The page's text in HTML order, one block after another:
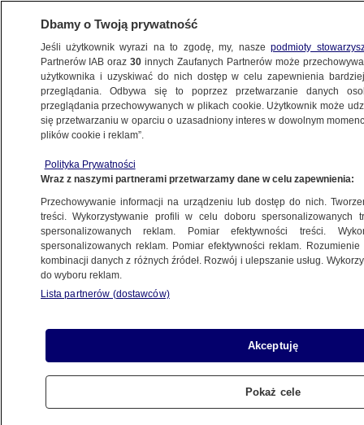
WARSZAWA
ŚRÓDMIEŚCIE
27.05.2026, 10:57
Posłuchaj artykułu
Czyta lektor AI
Dbamy o Twoją prywatność
Jeśli użytkownik wyrazi na to zgodę, my, naszepodmioty
Partnerów IAB oraz30 innych Zaufanych Partnerów może
użytkownika i uzyskiwać do nich dostęp w celu zapewnienia
przeglądania. Odbywa się to poprzez przetwarzanie danych
przeglądania przechowywanych w plikach cookie. Użytkownik może
się przetwarzaniu w oparciu o uzasadniony interes w dowolnym
plików cookie i reklam”.
Polityka Prywatności
Wraz z naszymi partnerami przetwarzamy dane w celu zapewnienia:
Przechowywanie informacji na urządzeniu lub dostęp do nich.
treści. Wykorzystywanie profili w celu doboru spersonalizowanych
spersonalizowanych reklam. Pomiar efektywności treści.
spersonalizowanych reklam. Pomiar efektywności reklam.
kombinacji danych z różnych źródeł. Rozwój i ulepszanie usług.
do wyboru reklam.
Lista partnerów (dostawców)
Akceptuję
Pokaż cele